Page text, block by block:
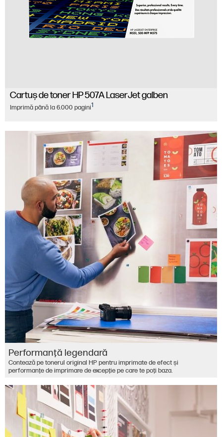
Cartuş de toner HP 507A LaserJet galben
Imprimă până la 6.000 pagini1
Performanţă legendară
Contează pe tonerul original HP pentru imprimate de efect şi
performanţe de imprimare de excepţie pe care te poţi baza.